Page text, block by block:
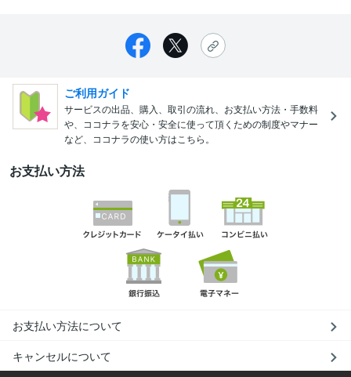
ご利用ガイド
サービスの出品、購入、取引の流れ、お支払い方法・手数料
や、ココナラを安心・安全に使って頂くための制度やマナー
など、ココナラの使い方はこちら。
お支払い方法
お支払い方法について
キャンセルについて